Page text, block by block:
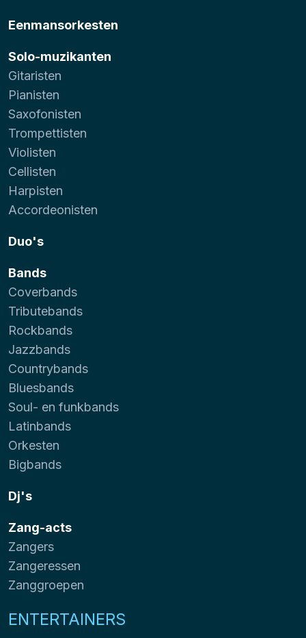
Eenmansorkesten
Solo-muzikanten
Gitaristen
Pianisten
Saxofonisten
Trompettisten
Violisten
Cellisten
Harpisten
Accordeonisten
Duo's
Bands
Coverbands
Tributebands
Rockbands
Jazzbands
Countrybands
Bluesbands
Soul- en funkbands
Latinbands
Orkesten
Bigbands
Dj's
Zang-acts
Zangers
Zangeressen
Zanggroepen
ENTERTAINERS